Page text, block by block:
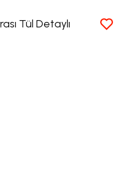
Tül Detaylı